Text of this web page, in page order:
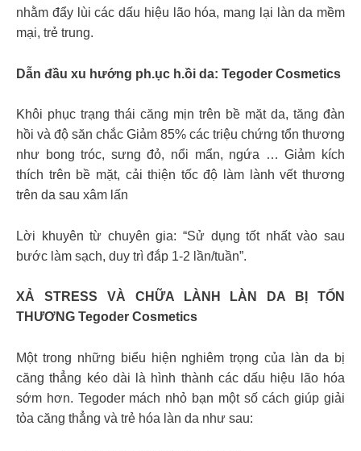
nhằm đẩy lùi các dấu hiệu lão hóa, mang lại làn da mềm
mại, trẻ trung.
Dẫn đầu xu hướng ph.ục h.ồi da: Tegoder Cosmetics
Khôi phục trạng thái căng mịn trên bề mặt da, tăng đàn
hồi và độ săn chắc Giảm 85% các triệu chứng tổn thương
như bong tróc, sưng đỏ, nổi mẩn, ngứa … Giảm kích
thích trên bề mặt, cải thiện tốc độ làm lành vết thương
trên da sau xâm lấn
Lời khuyên từ chuyên gia: “Sử dụng tốt nhất vào sau
bước làm sạch, duy trì đắp 1-2 lần/tuần”.
XẢ STRESS VÀ CHỮA LÀNH LÀN DA BỊ TỔN
THƯƠNG Tegoder Cosmetics
Một trong những biểu hiện nghiêm trọng của làn da bị
căng thẳng kéo dài là hình thành các dấu hiệu lão hóa
sớm hơn. Tegoder mách nhỏ bạn một số cách giúp giải
tỏa căng thẳng và trẻ hóa làn da như sau: